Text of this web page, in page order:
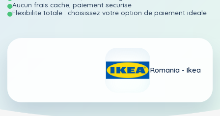
Aucun frais cache, paiement securise
Flexibilite totale : choisissez votre option de paiement ideale
Romania - Ikea